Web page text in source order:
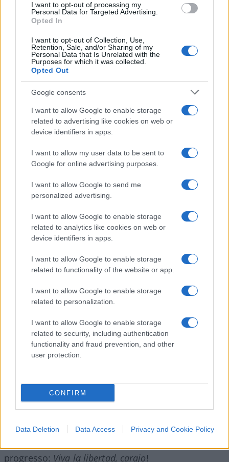
I want to opt-out of processing my
Personal Data for Targeted Advertising.
Opted In
I want to opt-out of Collection, Use,
Retention, Sale, and/or Sharing of my
Personal Data that Is Unrelated with the
Purposes for which it was collected.
Opted Out
Google consents
I want to allow Google to enable storage
related to advertising like cookies on web or
device identifiers in apps.
I want to allow my user data to be sent to
Google for online advertising purposes.
I want to allow Google to send me
personalized advertising.
I want to allow Google to enable storage
related to analytics like cookies on web or
device identifiers in apps.
I want to allow Google to enable storage
related to functionality of the website or app.
I want to allow Google to enable storage
related to personalization.
I want to allow Google to enable storage
related to security, including authentication
functionality and fraud prevention, and other
user protection.
CONFIRM
Data Deletion Data Access Privacy and Cookie Policy
E ancora una volta le parole di Ricossa risuonano
quasi profetiche: “Nella Mont Pèlerin Society si era
e si è senza eccezioni libertari, almeno nel senso
che ognuno si classifica come gli pare:de
gustibus… E penso molti accetterebbero senza
paura la qualifica di anarchici, purché anarco-
individualisti. Io fra quelli. L’importante è porre
una enorme distanza fra noi e i liberal-socialisti o
socialisti liberali, per non dire dei comunisti
liberali, dei nazionalsocialisti liberali, dei fascisti
Questi mostri conviene tenerli lontani
Appartengono alla teratologia, non alla filosofia
di accogliere le contraddizioni più esplosive e
repellenti, credendosi tuttavia razionale. Anzi,
finiscono nella pazzia o nella tirannide (nella
pazzia e nella tirannide), amano imbellettarsi con
sostanze da loro chiamate ottimi collettivi,
massimi di felicità sociale, armonizzazione
universale, illuminismo totale, trionfo dell’Uomo,
e via trombonando. Essi ci offrono il ritorno a un
paradiso terrestre di perfezione utopica, troppo
bello perché noi si abbia il diritto di rifiutarlo,
[Ibid]
di fenomeni politici ed economici appartenenti
progresso: Viva la libertad, carajo!